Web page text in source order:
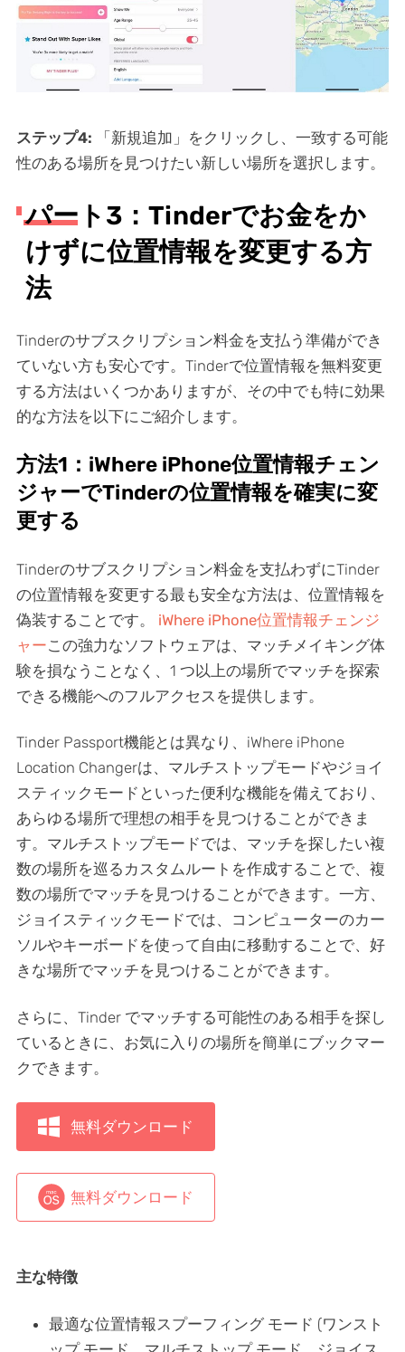
ステップ4:
「新規追加」をクリックし、一致する可能
性のある場所を見つけたい新しい場所を選択します。
パート3：Tinderでお金をか
けずに位置情報を変更する方
法
Tinderのサブスクリプション料金を支払う準備ができ
ていない方も安心です。Tinderで位置情報を無料変更
する方法はいくつかありますが、その中でも特に効果
的な方法を以下にご紹介します。
方法1：iWhere iPhone位置情報チェン
ジャーでTinderの位置情報を確実に変
更する
Tinderのサブスクリプション料金を支払わずにTinder
の位置情報を変更する最も安全な方法は、位置情報を
偽装することです。 iWhere iPhone位置情報チェンジ
ャーこの強力なソフトウェアは、マッチメイキング体
験を損なうことなく、1 つ以上の場所でマッチを探索
できる機能へのフルアクセスを提供します。
Tinder Passport機能とは異なり、iWhere iPhone
Location Changerは、マルチストップモードやジョイ
スティックモードといった便利な機能を備えており、
あらゆる場所で理想の相手を見つけることができま
す。マルチストップモードでは、マッチを探したい複
数の場所を巡るカスタムルートを作成することで、複
数の場所でマッチを見つけることができます。一方、
ジョイスティックモードでは、コンピューターのカー
ソルやキーボードを使って自由に移動することで、好
きな場所でマッチを見つけることができます。
さらに、Tinder でマッチする可能性のある相手を探し
ているときに、お気に入りの場所を簡単にブックマー
クできます。
無料ダウンロード
無料ダウンロード
主な特徴
最適な位置情報スプーフィング モード (ワンスト